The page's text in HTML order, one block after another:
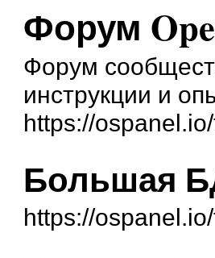
Форум
Форум
инструкции и
https://
Большая
https://